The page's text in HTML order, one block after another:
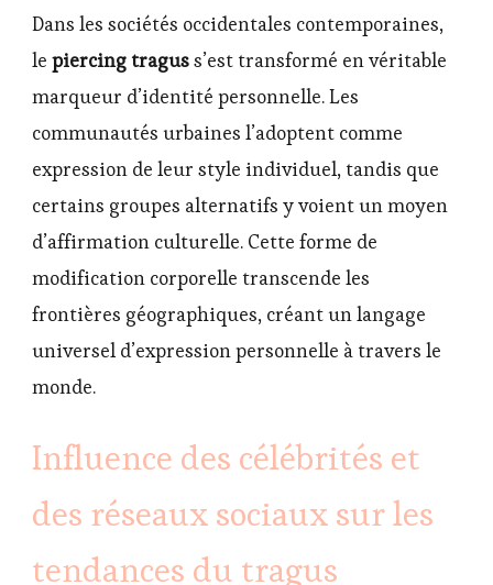
Dans les sociétés occidentales contemporaines,
le piercing traguss’est transformé en véritable
marqueur d’identité personnelle. Les
communautés urbaines l’adoptent comme
expression de leur style individuel, tandis que
certains groupes alternatifs y voient un moyen
d’affirmation culturelle. Cette forme de
modification corporelle transcende les
frontières géographiques, créant un langage
universel d’expression personnelle à travers le
monde.
Influence des célébrités et
des réseaux sociaux sur les
tendances du tragus